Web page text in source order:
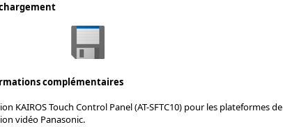
complémentaires
KAIROS Touch Control Panel (AT-SFTC10) pour les plateformes de
vidéo Panasonic.